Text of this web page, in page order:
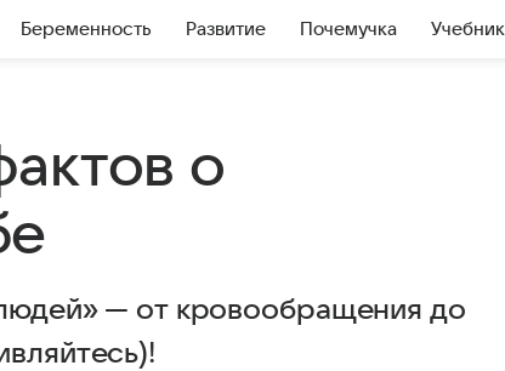
Беременность Развитие Почемучка Учебник
о
— от кровообращения до